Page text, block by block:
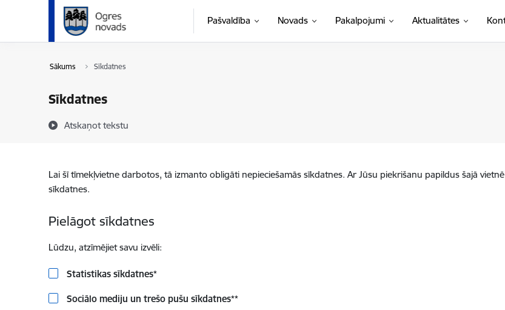
Pāriet uz lapas saturu
Pašvaldība Novads Pakalpojumi Aktualitātes
Sākums Sīkdatnes
Sīkdatnes
Atskaņot tekstu
Lai šī tīmekļvietne darbotos, tā izmanto obligāti nepieciešamās sīkdatnes. Ar Jūsu piekrišanu papildus šajā
sīkdatnes.
Pielāgot sīkdatnes
Lūdzu, atzīmējiet savu izvēli:
Statistikas sīkdatnes*
Sociālo mediju un trešo pušu sīkdatnes**